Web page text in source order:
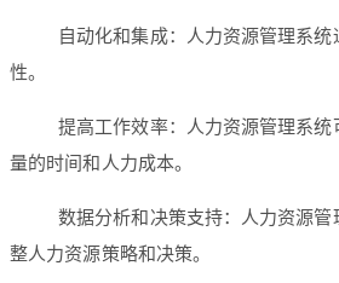
自动化和集成：人力资源管理系
性。
提高工作效率：人力资源管理系
量的时间和人力成本。
数据分析和决策支持：人力资源
整人力资源策略和决策。